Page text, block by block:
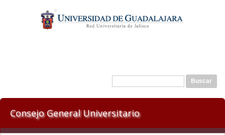
contenido
principal
Formulario de búsqueda
Buscar
Consejo General Universitario